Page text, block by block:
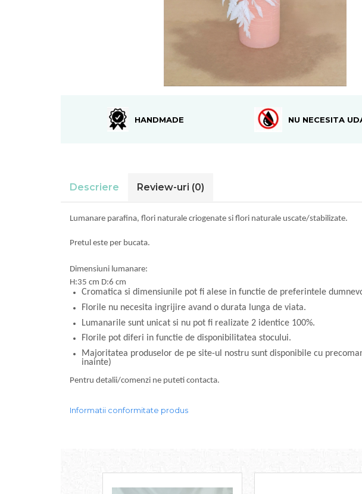
HANDMADE NU NECESITA
Descriere Review-uri (0)
Lumanare parafina, flori naturale criogenate si flori naturale uscate/stabilizate.
Pretul este per bucata.
Dimensiuni lumanare:
H:35 cm D:6 cm
Cromatica si dimensiunile pot fi alese in functie de preferintele
Florile nu necesita ingrijire avand o durata lunga de viata.
Lumanarile sunt unicat si nu pot fi realizate 2 identice 100%.
Florile pot diferi in functie de disponibilitatea stocului.
Majoritatea produselor de pe site-ul nostru sunt disponibile cu
inainte)
Pentru detalii/comenzi ne puteti contacta.
Informatii conformitate produs